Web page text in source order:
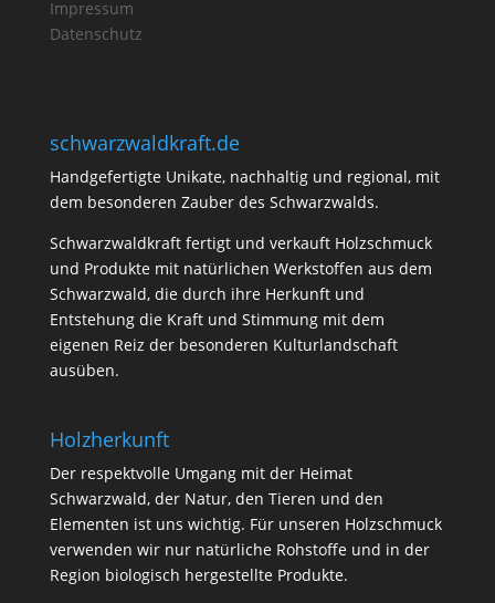
Impressum
Datenschutz
schwarzwaldkraft.de
Handgefertigte Unikate, nachhaltig und regional, mit
dem besonderen Zauber des Schwarzwalds.
Schwarzwaldkraft fertigt und verkauft Holzschmuck
und Produkte mit natürlichen Werkstoffen aus dem
Schwarzwald, die durch ihre Herkunft und
Entstehung die Kraft und Stimmung mit dem
eigenen Reiz der besonderen Kulturlandschaft
ausüben.
Holzherkunft
Der respektvolle Umgang mit der Heimat
Schwarzwald, der Natur, den Tieren und den
Elementen ist uns wichtig. Für unseren Holzschmuck
verwenden wir nur natürliche Rohstoffe und in der
Region biologisch hergestellte Produkte.